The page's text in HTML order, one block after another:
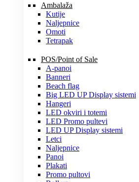
Ambalaža
Kutije
Naljepnice
Omoti
Tetrapak
POS/Point of Sale
A-panoi
Banneri
Beach flag
Big LED UP Display sistemi
Hangeri
LED okviri i totemi
LED Promo pultevi
LED UP Display sistemi
Letci
Naljepnice
Panoi
Plakati
Promo pultovi